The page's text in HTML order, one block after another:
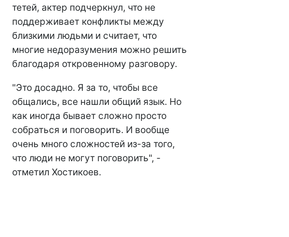
тетей, актер подчеркнул, что не
поддерживает конфликты между
близкими людьми и считает, что
многие недоразумения можно решить
благодаря откровенному разговору.
"Это досадно. Я за то, чтобы все
общались, все нашли общий язык. Но
как иногда бывает сложно просто
собраться и поговорить. И вообще
очень много сложностей из-за того,
что люди не могут поговорить", -
отметил Хостикоев.